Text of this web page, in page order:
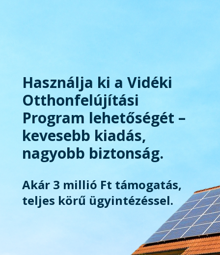
Használja ki a Vidéki
Otthonfelújítási
Program lehetőségét –
kevesebb kiadás,
nagyobb biztonság.
Akár 3 millió Ft támogatás,
teljes körű ügyintézéssel.